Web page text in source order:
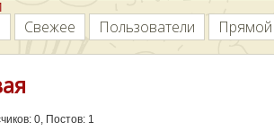
Свежее Пользователи
0, Постов: 1